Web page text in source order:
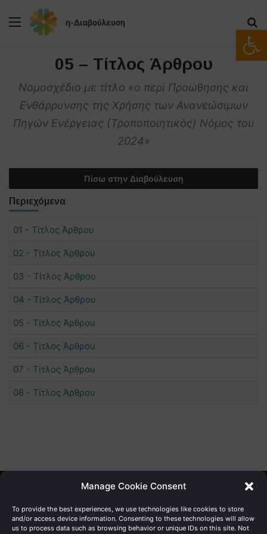
Manage Cookie Consent
To provide the best experiences, we use technologies like cookies to store
and/or access device information. Consenting to these technologies will allow
us to process data such as browsing behavior or unique IDs on this site. Not
Μενού
05 – Τίτλος Άρθρου
Νομοσχέδιο με τίτλο «ο περί Προώθησης και
Ενθάρρυνσης της Χρήσης των Ανανεώσιμων
Πηγών Ενέργειας (Τροποποιητικός) Νόμος του
2024»
Πίσω στην Διαβούλευση
Περιεχόμενα
01 - Τίτλος Άρθρου
02 - Τίτλος Άρθρου
03 - Τίτλος Άρθρου
04 - Τίτλος Άρθρου
05 - Τίτλος Άρθρου
06 - Τίτλος Άρθρου
07 - Τίτλος Άρθρου
08 - Τίτλος Άρθρου
Γενική Διεύθυνση Ανάπτυξης